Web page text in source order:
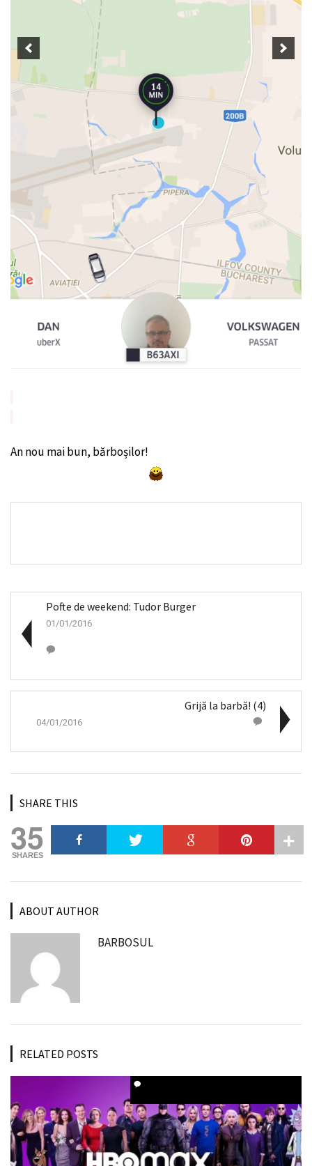
An nou mai bun, bărboșilor!
Pofte de weekend: Tudor Burger
01/01/2016
Grijă la barbă! (4)
04/01/2016
SHARE THIS
35
SHARES
ABOUT AUTHOR
BARBOSUL
RELATED POSTS